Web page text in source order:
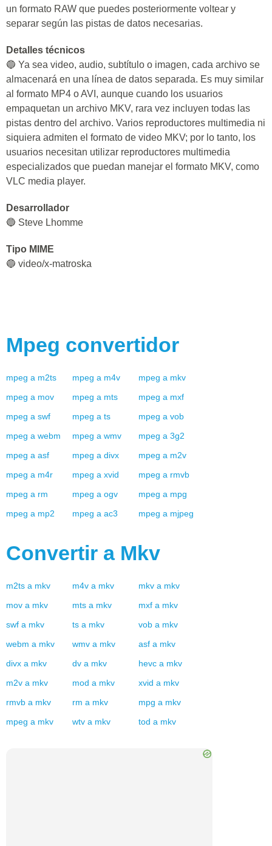
un formato RAW que puedes posteriormente voltear y
separar según las pistas de datos necesarias.
Detalles técnicos
🔵 Ya sea video, audio, subtítulo o imagen, cada archivo se
almacenará en una línea de datos separada. Es muy similar
al formato MP4 o AVI, aunque cuando los usuarios
empaquetan un archivo MKV, rara vez incluyen todas las
pistas dentro del archivo. Varios reproductores multimedia ni
siquiera admiten el formato de video MKV; por lo tanto, los
usuarios necesitan utilizar reproductores multimedia
especializados que puedan manejar el formato MKV, como
VLC media player.
Desarrollador
🔵 Steve Lhomme
Tipo MIME
🔵 video/x-matroska
Mpeg convertidor
mpeg a m2ts mpeg a m4v mpeg a mkv
mpeg a mov mpeg a mts mpeg a mxf
mpeg a swf mpeg a ts mpeg a vob
mpeg a webm mpeg a wmv mpeg a 3g2
mpeg a asf mpeg a divx mpeg a m2v
mpeg a m4r mpeg a xvid mpeg a rmvb
mpeg a rm mpeg a ogv mpeg a mpg
mpeg a mp2 mpeg a ac3 mpeg a mjpeg
Convertir a Mkv
m2ts a mkv m4v a mkv mkv a mkv
mov a mkv mts a mkv mxf a mkv
swf a mkv ts a mkv vob a mkv
webm a mkv wmv a mkv asf a mkv
divx a mkv dv a mkv hevc a mkv
m2v a mkv mod a mkv xvid a mkv
rmvb a mkv rm a mkv mpg a mkv
mpeg a mkv wtv a mkv tod a mkv